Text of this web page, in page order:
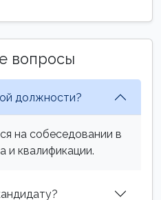
вопросы
должности?
на собеседовании в
и квалификации.